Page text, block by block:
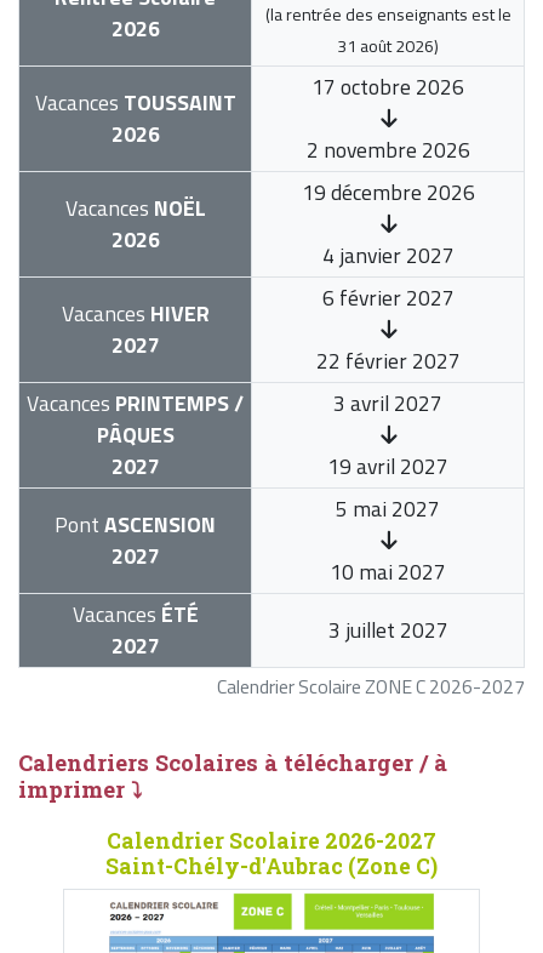
Calendrier Scolaire ZONE C 2026-2027
2026
(la rentrée des enseignants est le
31 août 2026)
Vacances TOUSSAINT
2026
17 octobre 2026
2 novembre 2026
Vacances NOËL
2026
19 décembre 2026
4 janvier 2027
Vacances HIVER
2027
6 février 2027
22 février 2027
Vacances PRINTEMPS /
PÂQUES
2027
3 avril 2027
19 avril 2027
PontASCENSION
2027
5 mai 2027
10 mai 2027
Vacances ÉTÉ
2027
3 juillet 2027
Calendriers Scolaires à télécharger / à
imprimer ⤵
Calendrier Scolaire 2026-2027
Saint-Chély-d'Aubrac (Zone C)